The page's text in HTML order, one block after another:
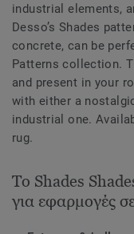
industrial elements,
Desso’s Shades
concrete, can be
Patterns collection.
and present in your
with either a
industrial one.
rug.
Το Shades
για εφαρμογές